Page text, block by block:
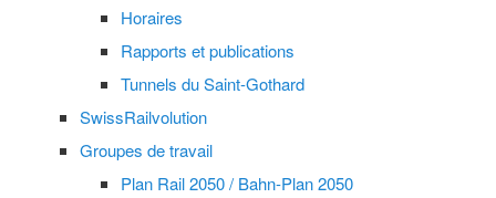
Horaires
Rapports et publications
Tunnels du Saint-Gothard
SwissRailvolution
Groupes de travail
Plan Rail 2050 / Bahn-Plan 2050